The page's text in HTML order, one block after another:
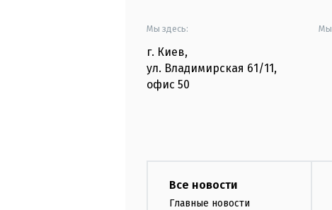
Мы здесь:
г. Киев,
ул. Владимирская 61/11,
офис 50
Мы
Все новости
Главные новости